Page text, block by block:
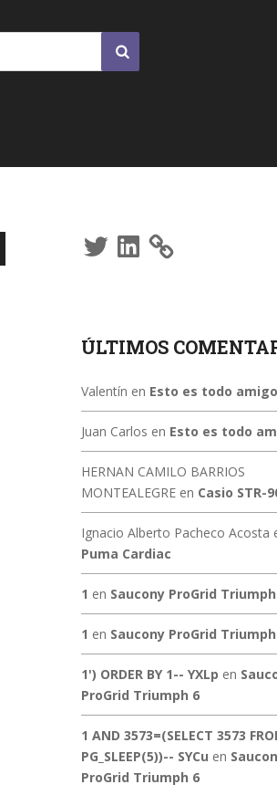
TwitterLinkedIn
ÚLTIMOS
Valentín en Esto es todo
Juan Carlos en Esto es todo
HERNAN CAMILO BARRIOS
MONTEALEGREen Casio STR-
Ignacio Alberto Pacheco Acosta
Puma Cardiac
1 en Saucony ProGrid
1 en Saucony ProGrid
1') ORDER BY 1-- YXLp en
ProGrid Triumph 6
1 AND 3573=(SELECT 3573
PG_SLEEP(5))-- SYCu en
ProGrid Triumph 6